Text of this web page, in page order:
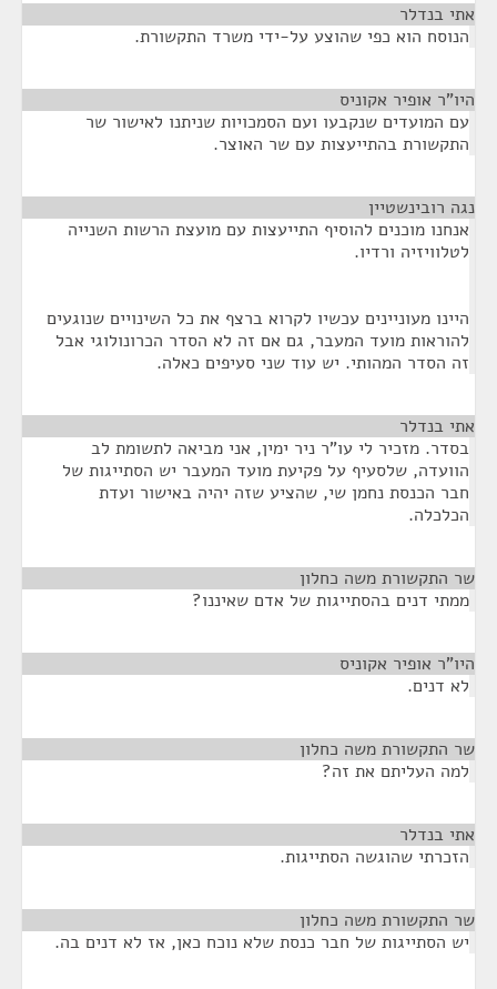
אתי בנדלר
הנוסח הוא כפי שהוצע על-ידי משרד התקשורת.
היו"ר אופיר אקוניס
עם המועדים שנקבעו ועם הסמכויות שניתנו לאישור שר
התקשורת בהתייעצות עם שר האוצר.
נגה רובינשטיין
אנחנו מוכנים להוסיף התייעצות עם מועצת הרשות השנייה
לטלוויזיה ורדיו.
היינו מעוניינים עכשיו לקרוא ברצף את כל השינויים שנוגעים
להוראות מועד המעבר, גם אם זה לא הסדר הכרונולוגי אבל
זה הסדר המהותי. יש עוד שני סעיפים כאלה.
אתי בנדלר
בסדר. מזכיר לי עו"ר ניר ימין, אני מביאה לתשומת לב
הוועדה, שלסעיף על פקיעת מועד המעבר יש הסתייגות של
חבר הכנסת נחמן שי, שהציע שזה יהיה באישור ועדת
הכלכלה.
שר התקשורת משה כחלון
ממתי דנים בהסתייגות של אדם שאיננו?
היו"ר אופיר אקוניס
לא דנים.
שר התקשורת משה כחלון
למה העליתם את זה?
אתי בנדלר
הזכרתי שהוגשה הסתייגות.
שר התקשורת משה כחלון
יש הסתייגות של חבר כנסת שלא נוכח כאן, אז לא דנים בה.